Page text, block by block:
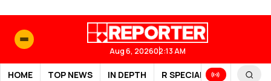
Aug 6, 202602:13 AM
HOME TOP NEWS IN DEPTH R SPECIAL SPORTS